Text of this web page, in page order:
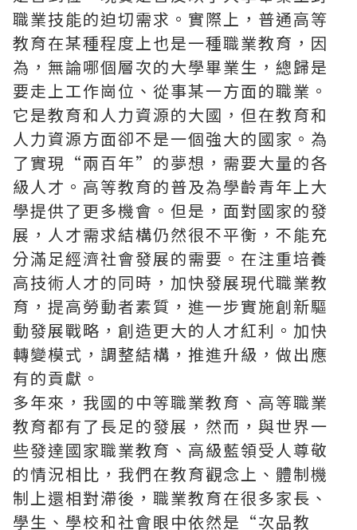
職業技能的迫切需求。實際上，普通高等
教育在某種程度上也是一種職業教育，因
為，無論哪個層次的大學畢業生，總歸是
要走上工作崗位、從事某一方面的職業。
它是教育和人力資源的大國，但在教育和
人力資源方面卻不是一個強大的國家。為
了實現“兩百年”的夢想，需要大量的各
級人才。高等教育的普及為學齡青年上大
學提供了更多機會。但是，面對國家的發
展，人才需求結構仍然很不平衡，不能充
分滿足經濟社會發展的需要。在注重培養
高技術人才的同時，加快發展現代職業教
育，提高勞動者素質，進一步實施創新驅
動發展戰略，創造更大的人才紅利。加快
轉變模式，調整結構，推進升級，做出應
有的貢獻。
多年來，我國的中等職業教育、高等職業
教育都有了長足的發展，然而，與世界一
些發達國家職業教育、高級藍領受人尊敬
的情況相比，我們在教育觀念上、體制機
制上還相對滯後，職業教育在很多家長、
學生、學校和社會眼中依然是“次品教